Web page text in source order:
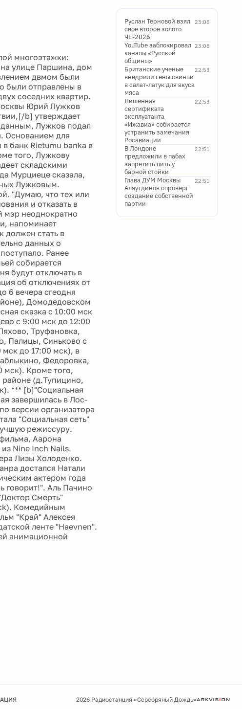
многоэтажки:
улице Паршина, дом
двмом были
были отправлены в
соседних квартир.
Юрий Лужков
b] утверждает
данным, Лужков подал
Основанием для
банк Rietumu banka в
того, Лужкову
складскими
Мурциеце сказала,
Лужковым.
"Думаю, что тех или
и отказать в
мэр неоднократно
напоминает
должен стать в
данных о
Ранее
собирается
будут отключать в
об отключениях от
6 вечера сгеодня
Домодедовском
сказка с 10:00 мск
с 9:00 мск до 12:00
Труфановка,
Палицы, Синьково с
до 17:00 мск), в
Федоровка,
мск). Кроме того,
районе (д.Тупицино,
*** [b]"Социальная
завершилась в Лос-
версии организатора
"Социальная сеть"
режиссуру.
Аарона
Nine Inch Nails.
Лизы Холоденко.
достался Натали
актером года
говорит!". Аль Пачино
Смерть"
Комедийным
"Край" Алексея
ленте "Haevnen".
анимационной
23:08
Руслан Терновой взял
свое второе золото
ЧЕ-2026
23:08
YouTube заблокировал
каналы «Русской
общины»
22:53
Британские ученые
внедрили гены свиньи
в салат-латук для вкуса
мяса
22:53
Лишенная
сертификата
эксплуатанта
«Ижавиа» собирается
устранить замечания
Росавиации
22:51
В Лондоне
предложили в пабах
запретить пить у
барной стойки
22:51
Глава ДУМ Москвы
Аляутдинов опроверг
создание собственной
партии
2026 Радиостанция «Серебряный Дождь»